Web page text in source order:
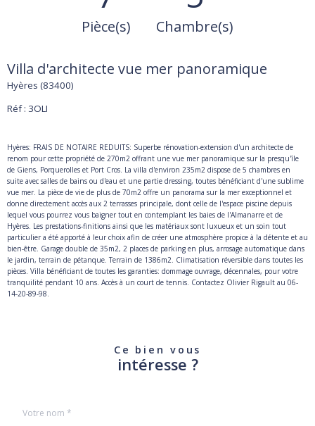
Pièce(s) Chambre(s)
Villa d'architecte vue mer panoramique
Hyères (83400)
Réf : 3OLI
Hyères: FRAIS DE NOTAIRE REDUITS: Superbe rénovation-extension d'un architecte de
renom pour cette propriété de 270m2 offrant une vue mer panoramique sur la presqu'île
de Giens, Porquerolles et Port Cros. La villa d'environ 235m2 dispose de 5 chambres en
suite avec salles de bains ou d'eau et une partie dressing, toutes bénéficiant d'une sublime
vue mer. La pièce de vie de plus de 70m2 offre un panorama sur la mer exceptionnel et
donne directement accès aux 2 terrasses principale, dont celle de l'espace piscine depuis
lequel vous pourrez vous baigner tout en contemplant les baies de l'Almanarre et de
Hyères. Les prestations-finitions ainsi que les matériaux sont luxueux et un soin tout
particulier a été apporté à leur choix afin de créer une atmosphère propice à la détente et au
bien-être. Garage double de 35m2, 2 places de parking en plus, arrosage automatique dans
le jardin, terrain de pétanque. Terrain de 1386m2. Climatisation réversible dans toutes les
pièces. Villa bénéficiant de toutes les garanties: dommage ouvrage, décennales, pour votre
tranquilité pendant 10 ans. Accès à un court de tennis. Contactez Olivier Rigault au 06-
14-20-89-98.
Ce bien vous
intéresse ?
par
*